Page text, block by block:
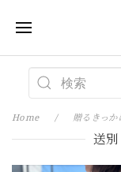
Home 贈るきっか
送